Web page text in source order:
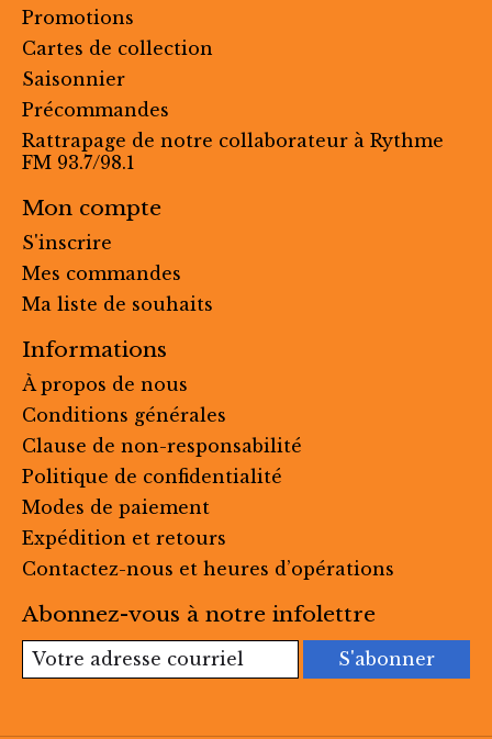
Promotions
Cartes de collection
Saisonnier
Précommandes
Rattrapage de notre collaborateur à Rythme
FM 93.7/98.1
Mon compte
S'inscrire
Mes commandes
Ma liste de souhaits
Informations
À propos de nous
Conditions générales
Clause de non-responsabilité
Politique de confidentialité
Modes de paiement
Expédition et retours
Contactez-nous et heures d’opérations
Abonnez-vous à notre infolettre
S'abonner